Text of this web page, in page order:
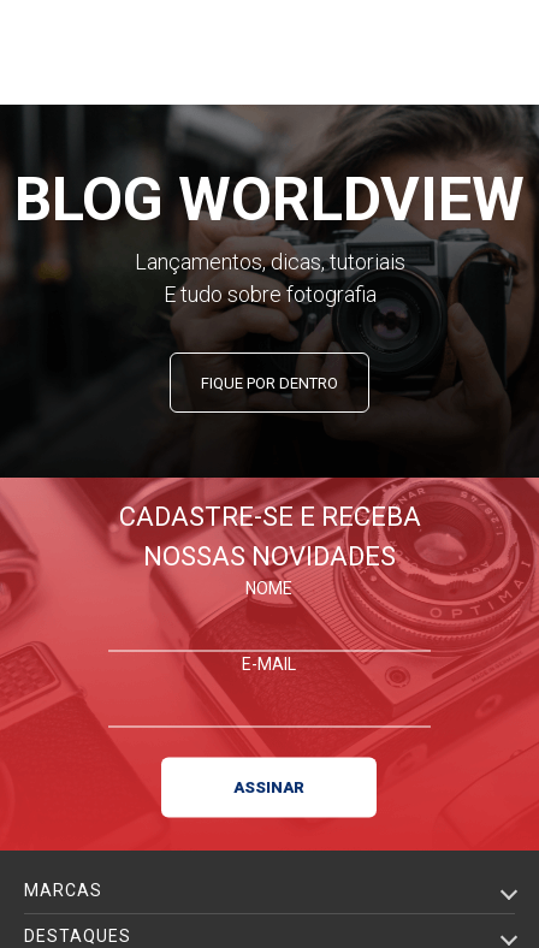
BLOG WORLDVIEW
Lançamentos, dicas, tutoriais
E tudo sobre fotografia
FIQUE POR DENTRO
CADASTRE-SE E RECEBA
NOSSAS NOVIDADES
NOME
E-MAIL
MARCAS
DESTAQUES